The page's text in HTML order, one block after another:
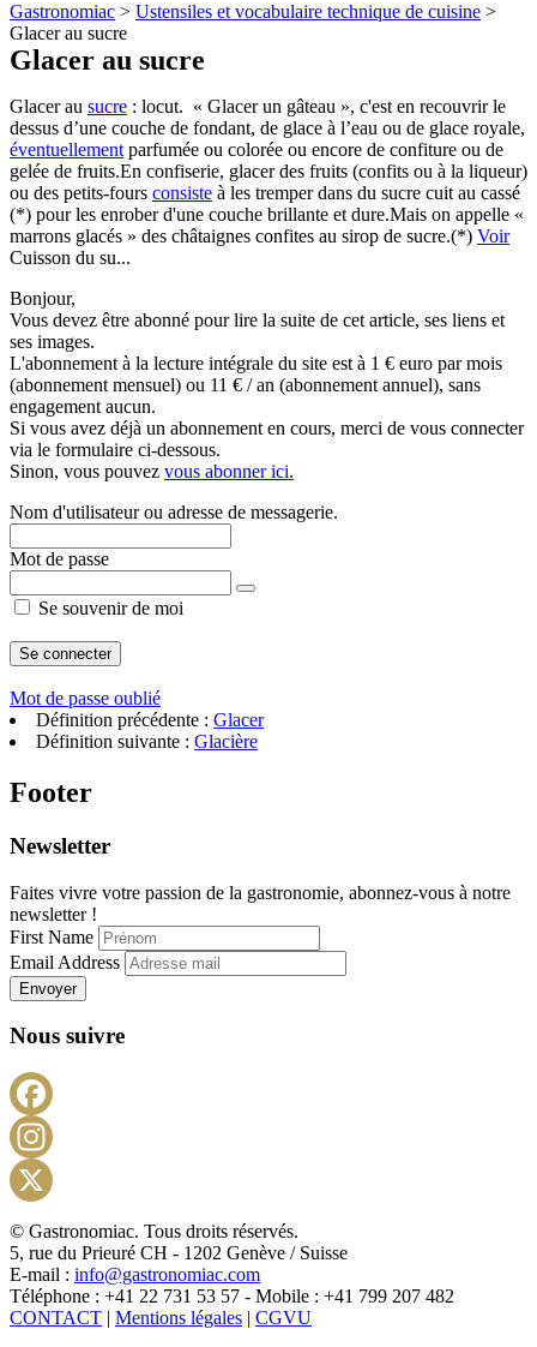
Gastronomiac > Ustensiles et vocabulaire technique de cuisine >
Glacer au sucre
Glacer au sucre
Glacer au sucre : locut. « Glacer un gâteau », c'est en recouvrir le
dessus d’une couche de fondant, de glace à l’eau ou de glace royale,
éventuellement parfumée ou colorée ou encore de confiture ou de
gelée de fruits.En confiserie, glacer des fruits (confits ou à la liqueur)
ou des petits-fours consiste à les tremper dans du sucre cuit au cassé
(*) pour les enrober d'une couche brillante et dure.Mais on appelle «
marrons glacés » des châtaignes confites au sirop de sucre.(*) Voir
Cuisson du su...
Bonjour,
Vous devez être abonné pour lire la suite de cet article, ses liens et
ses images.
L'abonnement à la lecture intégrale du site est à 1 € euro par mois
(abonnement mensuel) ou 11 € / an (abonnement annuel), sans
engagement aucun.
Si vous avez déjà un abonnement en cours, merci de vous connecter
via le formulaire ci-dessous.
Sinon, vous pouvez vous abonner ici.
Nom d'utilisateur ou adresse de messagerie.
Mot de passe
Se souvenir de moi
Mot de passe oublié
Définition précédente : Glacer
Définition suivante : Glacière
Footer
Newsletter
Faites vivre votre passion de la gastronomie, abonnez-vous à notre
newsletter !
First Name
Email Address
Envoyer
Nous suivre
X
© Gastronomiac. Tous droits réservés.
5, rue du Prieuré CH - 1202 Genève / Suisse
E-mail : info@gastronomiac.com
Téléphone : +41 22 731 53 57 - Mobile : +41 799 207 482
CONTACT | Mentions légales | CGVU